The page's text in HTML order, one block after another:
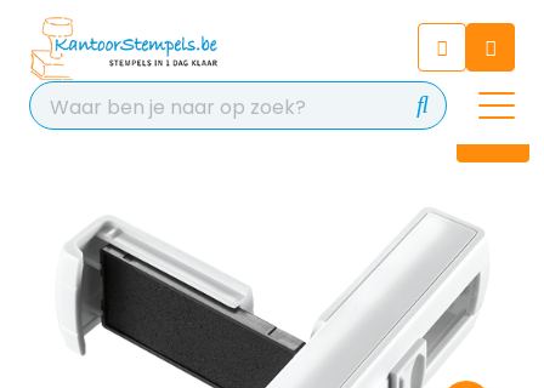
Chat 24/7 met onze chatbot
voor hulp
Contact